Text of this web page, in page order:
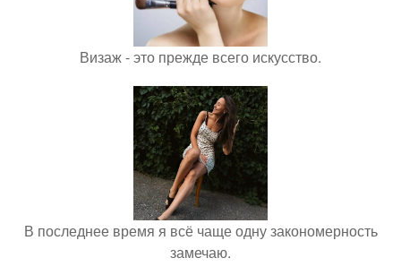
Визаж - это прежде всего искусство.
В последнее время я всё чаще одну закономерность
замечаю.